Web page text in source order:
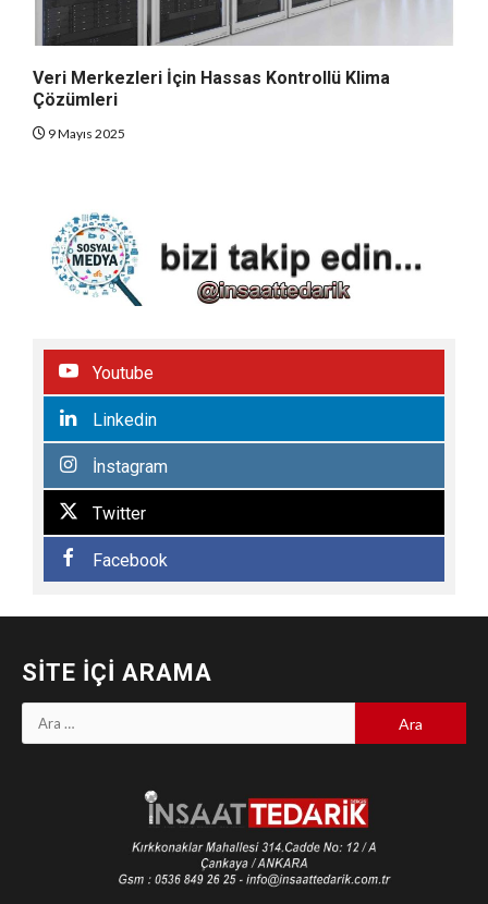
Veri Merkezleri İçin Hassas Kontrollü Klima
Çözümleri
9 Mayıs 2025
Youtube
Linkedin
İnstagram
Twitter
Facebook
SITE İÇI ARAMA
Arama: